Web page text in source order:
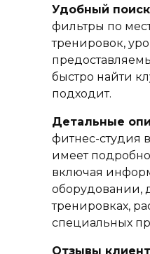
Удобный поиск
фильтры по
тренировок,
быстро найти
подходит.
Детальные
фитнес-студия
имеет
включая
оборудовании,
тренировках,
специальных
Отзывы